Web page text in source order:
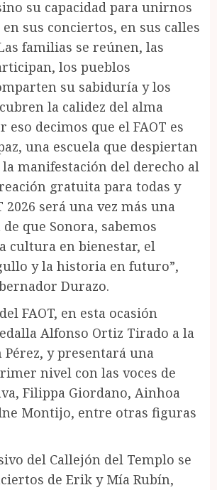
su capacidad para unirnos
en sus conciertos, en sus calles
familias se reúnen, las
los pueblos
su sabiduría y los
la calidez del alma
eso decimos que el FAOT es
una escuela que despiertan
manifestación del derecho al
gratuita para todas y
2026 será una vez más una
que Sonora, sabemos
cultura en bienestar, el
y la historia en futuro”,
Durazo.
FAOT, en esta ocasión
Alfonso Ortiz Tirado a la
y presentará una
nivel con las voces de
Filippa Giordano, Ainhoa
Montijo, entre otras figuras
del Callejón del Templo se
de Erik y Mía Rubín,